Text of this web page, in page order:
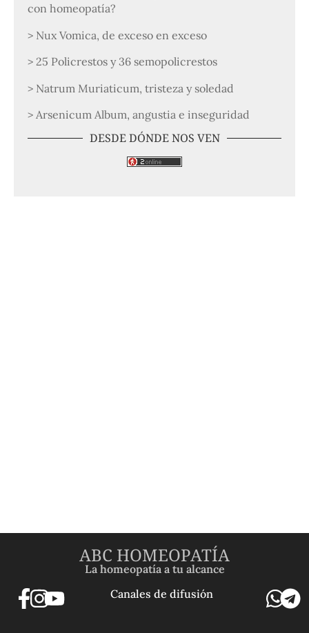
con homeopatía?
> Nux Vomica, de exceso en exceso
> 25 Policrestos y 36 semopolicrestos
> Natrum Muriaticum, tristeza y soledad
> Arsenicum Album, angustia e inseguridad
DESDE DÓNDE NOS VEN
ABC HOMEOPATÍA
La homeopatía a tu alcance
Canales de difusión